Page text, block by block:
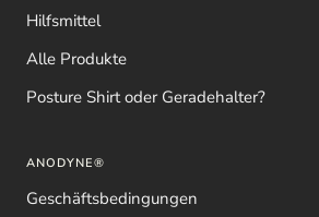
Hilfsmittel
Alle Produkte
Posture Shirt oder Geradehalter?
ANODYNE®
Geschäftsbedingungen